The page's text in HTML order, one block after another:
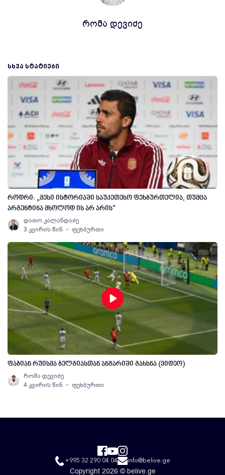
რომა დევიძე
ᲡᲮᲕᲐ ᲡᲢᲐᲢᲘᲔᲑᲘ
როდრი: „მესი ისტორიაში საუკეთესო ფეხბურთელია, თუმცა
არგენტინა მხოლოდ ის არ არის“
დათო კალანდაძე
3 კვირის წინ
ფეხბურთი
ფაბიან რუისმა ბელგიასთან ანგარიში გახსნა (ვიდეო)
რომა დევიძე
4 კვირის წინ
ფეხბურთი
+995 32 290 04 04 info@belive.ge
Copyright 2026 © belive.ge